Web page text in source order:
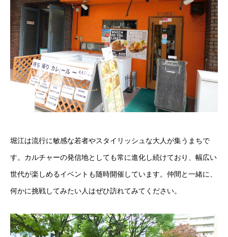
堀江は流行に敏感な若者やスタイリッシュな大人が集うまちで
す。カルチャーの発信地としても常に進化し続けており、幅広い
世代が楽しめるイベントも随時開催しています。仲間と一緒に、
何かに挑戦してみたい人はぜひ訪れてみてください。